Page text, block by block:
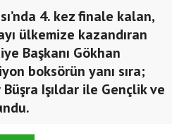
4. kez finale kalan,
ülkemize kazandıran
Başkanı Gökhan
boksörün yanı sıra;
Işıldar ile Gençlik ve